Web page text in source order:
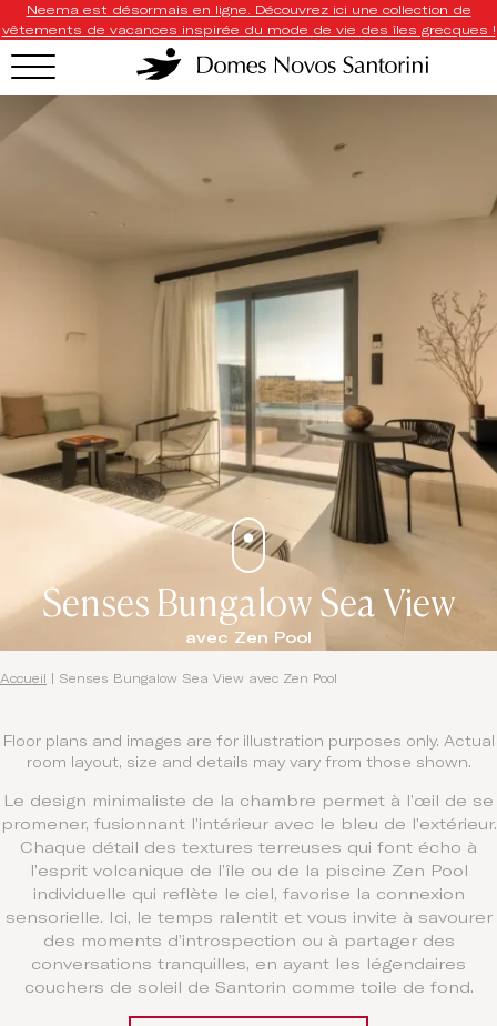
Neema est désormais en ligne. Découvrez ici une collection de
vêtements de vacances inspirée du mode de vie des îles grecques !
Senses Bungalow Sea View
avec Zen Pool
Accueil Senses Bungalow Sea View avec Zen Pool
Floor plans and images are for illustration purposes only. Actual
room layout, size and details may vary from those shown.
Le design minimaliste de la chambre permet à l’œil de se
promener, fusionnant l’intérieur avec le bleu de l’extérieur.
Chaque détail des textures terreuses qui font écho à
l’esprit volcanique de l’île ou de la piscine Zen Pool
individuelle qui reflète le ciel, favorise la connexion
sensorielle. Ici, le temps ralentit et vous invite à savourer
des moments d’introspection ou à partager des
conversations tranquilles, en ayant les légendaires
couchers de soleil de Santorin comme toile de fond.